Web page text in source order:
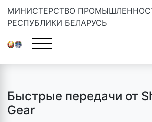
МИНИСТЕРСТВО
РЕСПУБЛИКИ БЕЛАРУСЬ
Главная»Новости Быстрые передачи
Быстрые передачи от
Gear